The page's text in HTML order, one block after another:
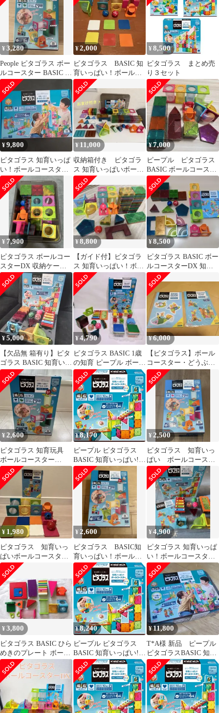
ひらめきが育つ PGS-
¥3,280
People ピタゴラス ボー
ルコースター BASIC パ
ーツ完備
¥2,000
ピタゴラス BASIC 知
育いっぱい！ボールコ
ースターDX
¥ 8,500
ピタゴラス まとめ売
り３セット
¥9,800
ピタゴラス 知育いっぱ
い！ボールコースター
DX BASIC
¥ 11,000
収納箱付き ピタゴラ
ス 知育いっぱいボール
コースターDX トイザ
らス限定
¥7,000
ピープル ピタゴラス
BASIC ボールコースタ
ー DX
¥ 7,900
ピタゴラス ボールコー
スターDX 収納ケース
付き
¥8,800
【ガイド付】ピタゴラ
ス 知育いっぱい！ボー
ルコースターDX ピー
プル
¥8,500
ピタゴラス BASIC ボー
ルコースターDX 知育
玩具 PGS-132
¥5,000
【欠品無 箱有り】ピタ
ゴラス BASIC 知育いっ
ぱいボールコースター
¥4,790
ピタゴラス BASIC 1歳
の知育 ピープル ボール
コースターサウンド
¥6,000
【ピタゴラス】ボール
コースター・どうぶつ
えん セット
¥2,600
ピタゴラス 知育玩具
ボールコースター
BASIC
¥8,170
ピープル ピタゴラス
BASIC 知育いっぱい!ボ
ールコースタ―サウン
ド [1歳半]から 遊べる
つくれる ひらめきが育
つ PGS-138 [単品]
¥ 2,500
ピタゴラス 知育いっ
ぱい ボールコースタ
ー BASIC
¥ 1,980
ピタゴラス 知育いっ
ぱいボールコースタ
ー BASIC
¥ 2,600
ピタゴラス BASIC知
育いっぱい！ボールコ
ースター
¥4,900
ピタゴラス 知育いっぱ
い！ボールコースター
ベーシックサウンド
¥3,800
ピタゴラス BASIC ひら
めきのプレート ボール
コースター
¥8,240
ピープル ピタゴラス
BASIC 知育いっぱい!ボ
ールコースタ―サウン
ド [1歳半]から 遊べる
つくれる ひらめきが育
つ PGS-138 [単品]
¥11,800
T*A様 新品 ピープル
ピタゴラスBASIC 知育
いっぱい!ボールコース
ターD